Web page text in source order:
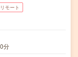
モート
分